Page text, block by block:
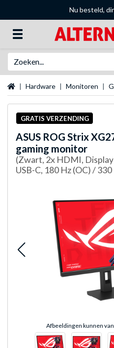
Nu besteld,
Startpagina
Hardware Monitoren
GRATIS VERZENDING
ASUS ROG Strix
gaming monitor
(Zwart, 2x HDMI,
USB-C, 180 Hz (OC) / 330
Afbeeldingen kunnen